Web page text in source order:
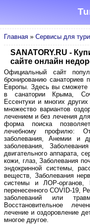
Главная » Сервисы для
SANATORY.RU -
сайте онлайн
Официальный сайт
бронированию
Европы. Здесь вы сможете
в санатории Крыма,
Ессентуки и многих
множество вариантов
лечением и без лечения
форма поиска
лечебному профилю:
заболевания, Анемии и
заболевания,
двигательного аппарата,
кожи, глаз, Заболевания
эндокринной системы,
веществ, Заболевания
системы и ЛОР-органов,
перенесенного COVID-19,
заболеваний или
Восстановительное
лечение и оздоровление
многое другое.